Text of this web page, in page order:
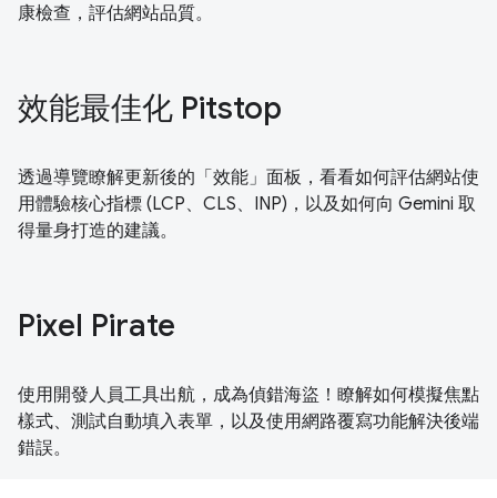
康檢查，評估網站品質。
效能最佳化 Pitstop
透過導覽瞭解更新後的「效能」面板，看看如何評估網站使
用體驗核心指標 (LCP、CLS、INP)，以及如何向 Gemini 取
得量身打造的建議。
Pixel Pirate
使用開發人員工具出航，成為偵錯海盜！瞭解如何模擬焦點
樣式、測試自動填入表單，以及使用網路覆寫功能解決後端
錯誤。